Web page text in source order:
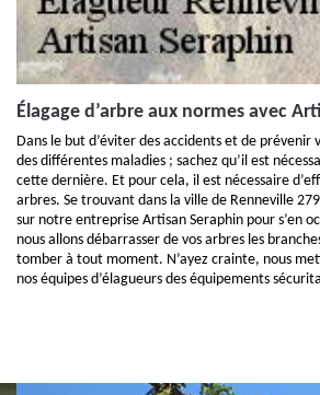
Élagage d’arbre aux normes avec
Dans le but d’éviter des accidents et de prévenir
des différentes maladies ; sachez qu’il est
cette dernière. Et pour cela, il est nécessaire
arbres. Se trouvant dans la ville de Renneville
sur notre entreprise Artisan Seraphin pour s’en
nous allons débarrasser de vos arbres les
tomber à tout moment. N’ayez crainte, nous
nos équipes d’élagueurs des équipements